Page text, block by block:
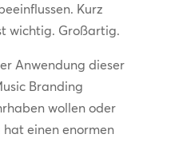
Kurz
wichtig. Großartig.
Anwendung dieser
Branding
wollen oder
einen enormen